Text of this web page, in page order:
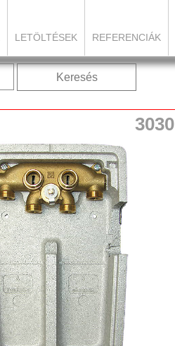
LETÖLTÉSEK REFERENCIÁK
Keresés
3030